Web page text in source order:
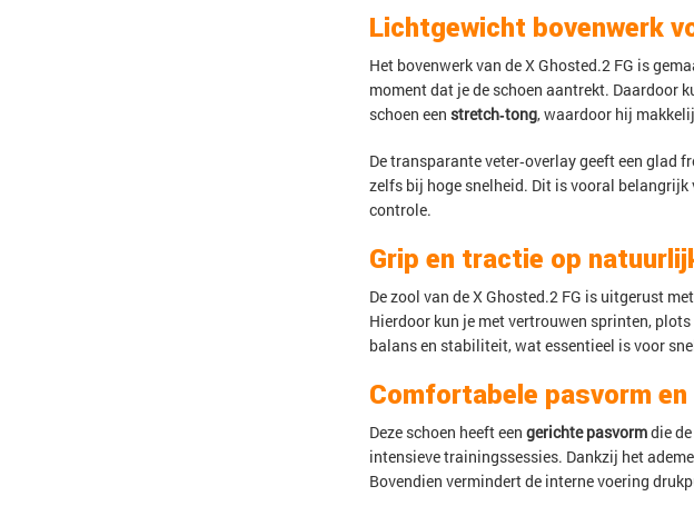
Lichtgewicht bovenwerk
Het bovenwerk van de X Ghosted.2 FG is
moment dat je de schoen aantrekt. Daardoor
schoen een stretch‑tong, waardoor hij
De transparante veter‑overlay geeft een glad
zelfs bij hoge snelheid. Dit is vooral
controle.
Grip en tractie op
De zool van de X Ghosted.2 FG is uitgerust
Hierdoor kun je met vertrouwen sprinten,
balans en stabiliteit, wat essentieel is voor
Comfortabele pasvorm
Deze schoen heeft een gerichte pasvormdie
intensieve trainingssessies. Dankzij het
Bovendien vermindert de interne voering